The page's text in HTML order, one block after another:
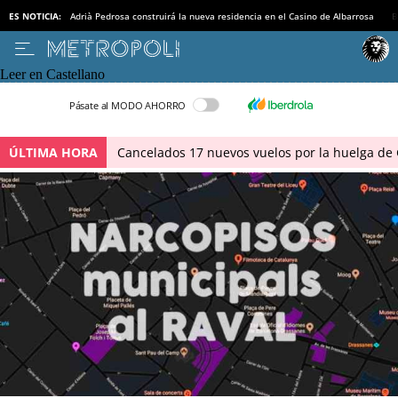
ES NOTICIA: Adrià Pedrosa construirá la nueva residencia en el Casino de Albarrosa
Leer en Castellano
Pásate al MODO AHORRO
ÚLTIMA HORA Cancelados 17 nuevos vuelos por la huelga